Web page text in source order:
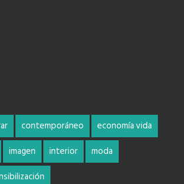
contemporáneo
economía vida
imagen interior
moda